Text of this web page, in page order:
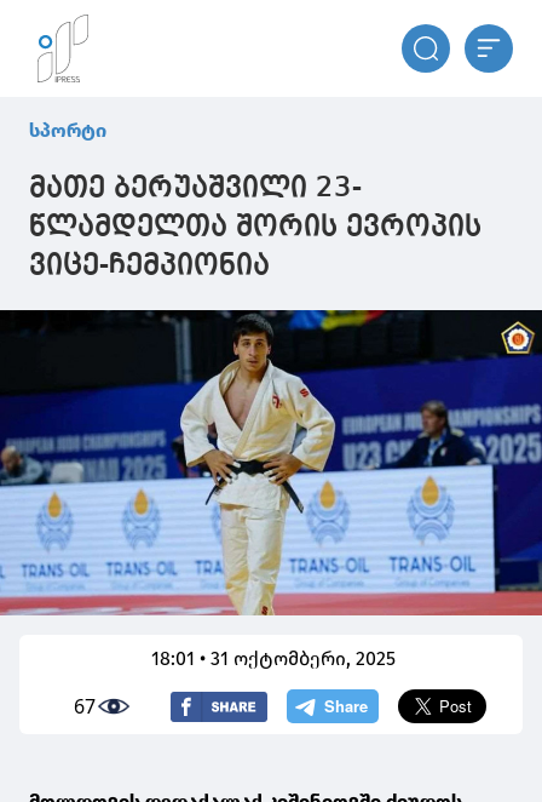
სპორტი
მათე ბერუაშვილი 23-
წლამდელთა შორის ევროპის
ვიცე-ჩემპიონია
18:01 • 31 ოქტომბერი, 2025
67